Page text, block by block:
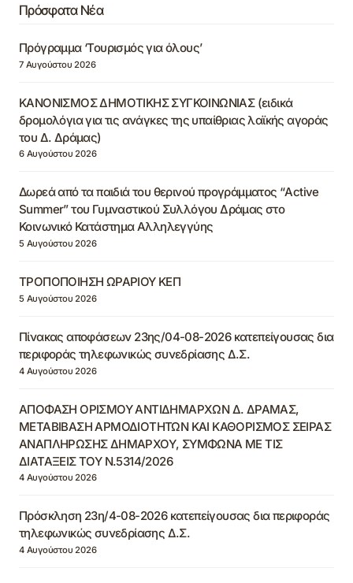
Πρόσφατα Νέα
Πρόγραμμα ‘Τουρισμός για όλους’
7 Αυγούστου 2026
ΚΑΝΟΝΙΣΜΟΣ ΔΗΜΟΤΙΚΗΣ ΣΥΓΚΟΙΝΩΝΙΑΣ (ειδικά
δρομολόγια για τις ανάγκες της υπαίθριας λαϊκής αγοράς
του Δ. Δράμας)
6 Αυγούστου 2026
Δωρεά από τα παιδιά του θερινού προγράμματος “Active
Summer” του Γυμναστικού Συλλόγου Δράμας στο
Κοινωνικό Κατάστημα Αλληλεγγύης
5 Αυγούστου 2026
ΤΡΟΠΟΠΟΙΗΣΗ ΩΡΑΡΙΟΥ ΚΕΠ
5 Αυγούστου 2026
Πίνακας αποφάσεων 23ης/04-08-2026 κατεπείγουσας δια
περιφοράς τηλεφωνικώς συνεδρίασης Δ.Σ.
4 Αυγούστου 2026
ΑΠΟΦΑΣΗ ΟΡΙΣΜΟΥ ΑΝΤΙΔΗΜΑΡΧΩΝ Δ. ΔΡΑΜΑΣ,
ΜΕΤΑΒΙΒΑΣΗ ΑΡΜΟΔΙΟΤΗΤΩΝ ΚΑΙ ΚΑΘΟΡΙΣΜΟΣ ΣΕΙΡΑΣ
ΑΝΑΠΛΗΡΩΣΗΣ ΔΗΜΑΡΧΟΥ, ΣΥΜΦΩΝΑ ΜΕ ΤΙΣ
ΔΙΑΤΑΞΕΙΣ ΤΟΥ Ν.5314/2026
4 Αυγούστου 2026
Πρόσκληση 23η/4-08-2026 κατεπείγουσας δια περιφοράς
τηλεφωνικώς συνεδρίασης Δ.Σ.
4 Αυγούστου 2026